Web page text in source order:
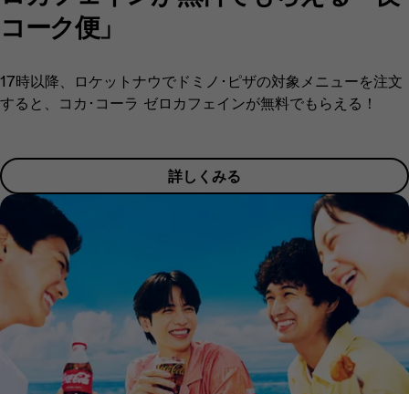
コーク便」​
17時以降、ロケットナウでドミノ･ピザの対象メニューを注文
すると、コカ･コーラ ゼロカフェインが無料でもらえる！​
詳しくみる